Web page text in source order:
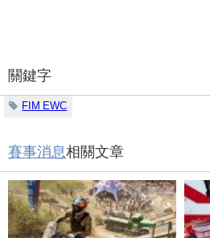
關鍵字
FIM EWC
賽事消息相關文章